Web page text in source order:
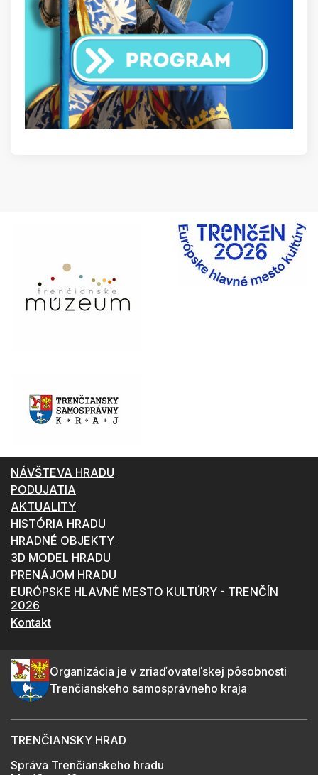
NÁVŠTEVA HRADU
PODUJATIA
AKTUALITY
HISTÓRIA HRADU
HRADNÉ OBJEKTY
3D MODEL HRADU
PRENÁJOM HRADU
EURÓPSKE HLAVNÉ MESTO KULTÚRY - TRENČÍN
2026
Kontakt
Organizácia je v zriaďovateľskej pôsobnosti
Trenčianskeho samosprávneho kraja
TRENČIANSKY HRAD
Správa Trenčianskeho hradu